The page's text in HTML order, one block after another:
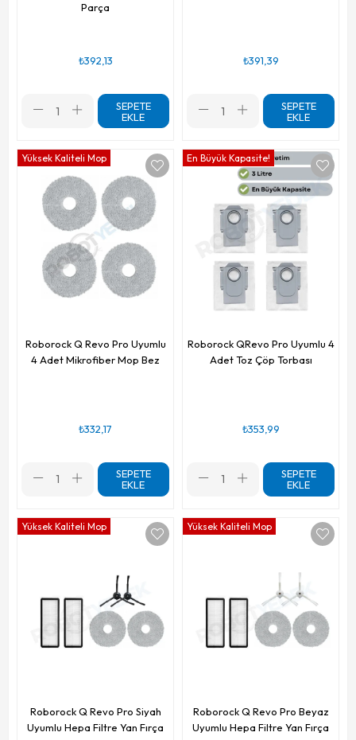
Parça
₺392,13
SEPETE
EKLE
₺391,39
SEPETE
EKLE
Roborock Q Revo Pro Uyumlu
4 Adet Mikrofiber Mop Bez
₺332,17
SEPETE
EKLE
Yüksek Kaliteli Mop
Roborock QRevo Pro Uyumlu 4
Adet Toz Çöp Torbası
₺353,99
SEPETE
EKLE
En Büyük Kapasite!
Roborock Q Revo Pro Siyah
Uyumlu Hepa Filtre Yan Fırça
Yüksek Kaliteli Mop
Roborock Q Revo Pro Beyaz
Uyumlu Hepa Filtre Yan Fırça
Yüksek Kaliteli Mop